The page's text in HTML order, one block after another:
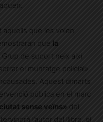
que les volen
que la
Grup de suport neix així
el muntatge policial»
Aquest dimarts
pública en el marc
sense veïns» del
l’autor del llibre, el